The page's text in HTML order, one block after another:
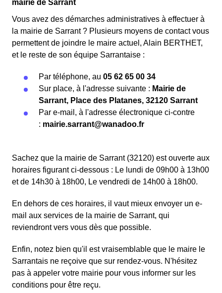
mairie de Sarrant
Vous avez des démarches administratives à effectuer à
la mairie de Sarrant ? Plusieurs moyens de contact vous
permettent de joindre le maire actuel, Alain BERTHET,
et le reste de son équipe Sarrantaise :
Par téléphone, au 05 62 65 00 34
Sur place, à l'adresse suivante : Mairie de
Sarrant, Place des Platanes, 32120 Sarrant
Par e-mail, à l'adresse électronique ci-contre
: mairie.sarrant@wanadoo.fr
Sachez que la mairie de Sarrant (32120) est ouverte aux
horaires figurant ci-dessous : Le lundi de 09h00 à 13h00
et de 14h30 à 18h00, Le vendredi de 14h00 à 18h00.
En dehors de ces horaires, il vaut mieux envoyer un e-
mail aux services de la mairie de Sarrant, qui
reviendront vers vous dès que possible.
Enfin, notez bien qu'il est vraisemblable que le maire le
Sarrantais ne reçoive que sur rendez-vous. N'hésitez
pas à appeler votre mairie pour vous informer sur les
conditions pour être reçu.